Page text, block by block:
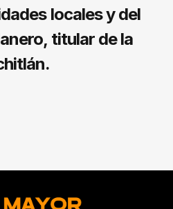
locales y del
titular de la